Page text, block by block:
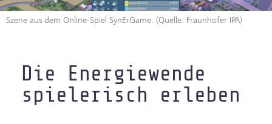
Fabrik- und
Gesundsheitsindustrie
Künstliche Intelligenz &
Szene aus dem Online-Spiel SynErGame. (Quelle: Fraunhofer IPA)
Die Energiewende
spielerisch erleben